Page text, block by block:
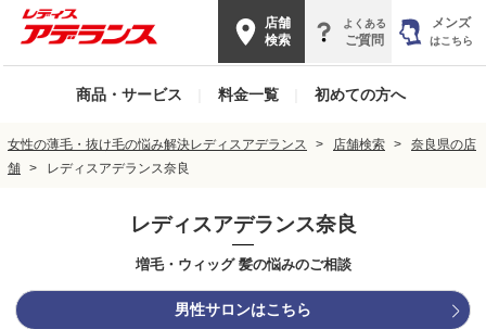
店舗
検索
よくある
ご質問
メンズ
はこちら
商品・サービス 料金一覧 初めての方へ
女性の薄毛・抜け毛の悩み解決レディスアデランス 店舗検索
奈良県の店
舗
レディスアデランス奈良
レディスアデランス奈良
増毛・ウィッグ 髪の悩みのご相談
男性サロンはこちら